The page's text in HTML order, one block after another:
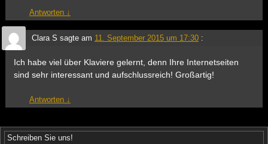
Antworten ↓
Clara S sagte am 11. September 2015 um 17:30 :
Ich habe viel über Klaviere gelernt, denn Ihre Internetseiten
sind sehr interessant und aufschlussreich! Großartig!
Antworten ↓
Schreiben Sie uns!